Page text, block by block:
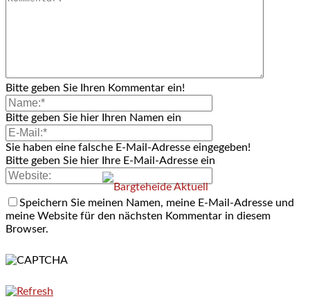
Bitte geben Sie Ihren Kommentar ein!
Bitte geben Sie hier Ihren Namen ein
Sie haben eine falsche E-Mail-Adresse eingegeben!
Bitte geben Sie hier Ihre E-Mail-Adresse ein
Speichern Sie meinen Namen, meine E-Mail-Adresse und
meine Website für den nächsten Kommentar in diesem
Browser.